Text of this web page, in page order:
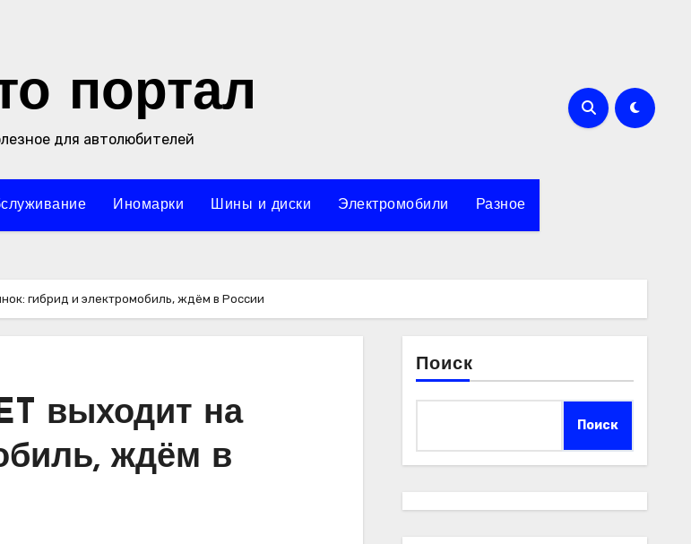
портал
для автолюбителей
Иномарки Шины и диски Электромобили Разное
гибрид и электромобиль, ждём в России
выходит на
ждём в
Поиск
Поиск